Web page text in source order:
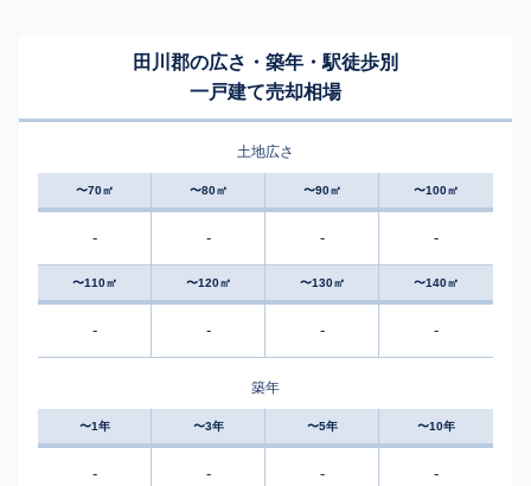
田川郡の広さ・築年・駅徒歩別
一戸建て売却相場
土地広さ
〜70㎡ 〜80㎡ 〜90㎡ 〜100㎡
- - - -
〜110㎡ 〜120㎡ 〜130㎡ 〜140㎡
- - - -
築年
〜1年 〜3年 〜5年 〜10年
- - - -